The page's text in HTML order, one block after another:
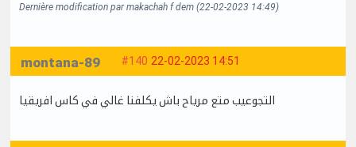
Dernière modification par makachah f dem (22-02-2023 14:49)
#140 22-02-2023 14:51
montana-89
التجوعيب متع مرياح باش يكلفنا غالي في كاس افريقيا